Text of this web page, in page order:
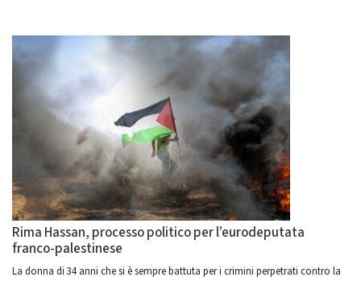
Rima Hassan, processo politico per l’eurodeputata
franco-palestinese
La donna di 34 anni che si è sempre battuta per i crimini perpetrati contro la